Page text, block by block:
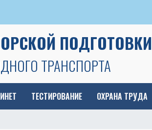
ПОДГОТОВКИ
ТРАНСПОРТА
ТЕСТИРОВАНИЕ ОХРАНА ТРУДА